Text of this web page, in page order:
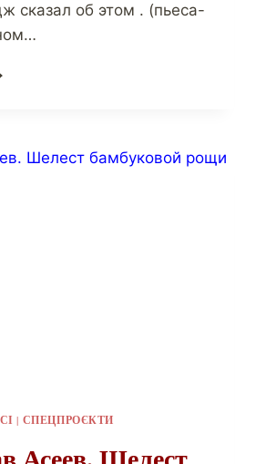
сказал об этом . (пьеса-
| СПЕЦПРОЄКТИ